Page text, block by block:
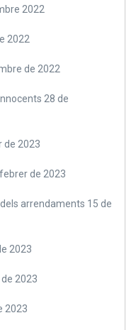
2022
2022
de 2022
28 de
de 2023
de 2023
arrendaments 15 de
2023
2023
2023